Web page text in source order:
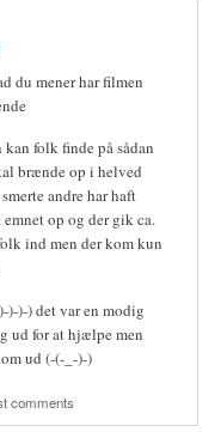
du mener har filmen
folk finde på sådan
brænde op i helved
andre har haft
op og der gik ca.
ind men der kom kun
)-)-) det var en modig
ud for at hjælpe men
ud (-(-_-)-)
comments